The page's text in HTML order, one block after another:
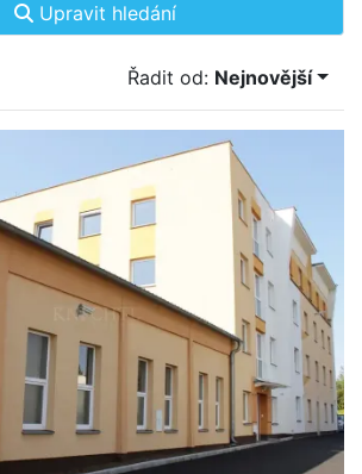
Upravit hledání
Řadit od: Nejnovější